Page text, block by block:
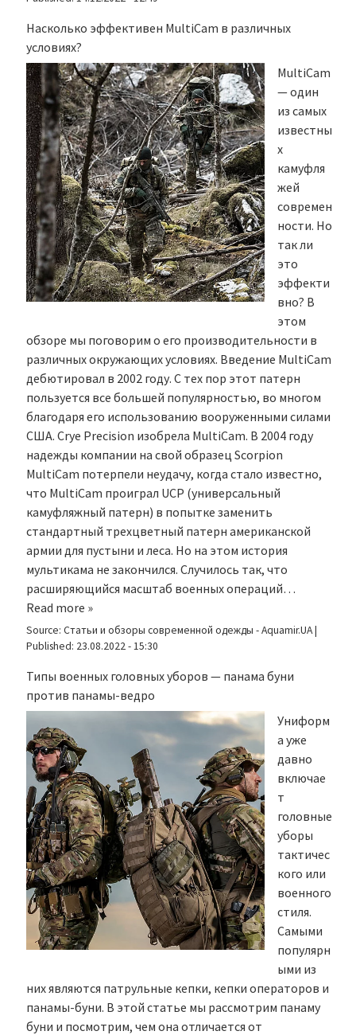
Насколько эффективен MultiCam в различных
условиях?
MultiCam
— один
из самых
известны
х
камуфля
жей
современ
ности. Но
так ли
это
эффекти
вно? В
этом
обзоре мы поговорим о его производительности в
различных окружающих условиях. Введение MultiCam
дебютировал в 2002 году. С тех пор этот патерн
пользуется все большей популярностью, во многом
благодаря его использованию вооруженными силами
США. Crye Precision изобрела MultiCam. В 2004 году
надежды компании на свой образец Scorpion
MultiCam потерпели неудачу, когда стало известно,
что MultiCam проиграл UCP (универсальный
камуфляжный патерн) в попытке заменить
стандартный трехцветный патерн американской
армии для пустыни и леса. Но на этом история
мультикама не закончился. Случилось так, что
расширяющийся масштаб военных операций…
Read more »
Source: Статьи и обзоры современной одежды - Aquamir.UA|
Published: 23.08.2022 - 15:30
Типы военных головных уборов — панама буни
против панамы-ведро
Униформ
а уже
давно
включае
т
головные
уборы
тактичес
кого или
военного
стиля.
Самыми
популярн
ыми из
них являются патрульные кепки, кепки операторов и
панамы-буни. В этой статье мы рассмотрим панаму
буни и посмотрим, чем она отличается от